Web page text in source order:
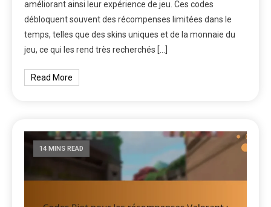
améliorant ainsi leur expérience de jeu. Ces codes
débloquent souvent des récompenses limitées dans le
temps, telles que des skins uniques et de la monnaie du
jeu, ce qui les rend très recherchés […]
Read More
14 MINS READ